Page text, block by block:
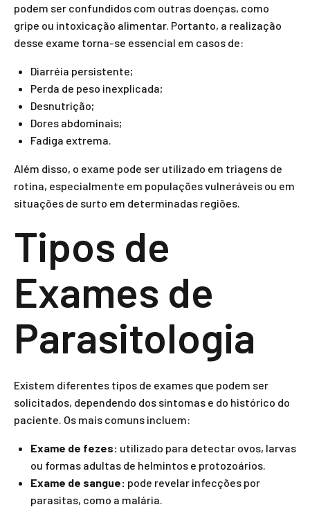
podem ser confundidos com outras doenças, como
gripe ou intoxicação alimentar. Portanto, a realização
desse exame torna-se essencial em casos de:
Diarréia persistente;
Perda de peso inexplicada;
Desnutrição;
Dores abdominais;
Fadiga extrema.
Além disso, o exame pode ser utilizado em triagens de
rotina, especialmente em populações vulneráveis ou em
situações de surto em determinadas regiões.
Tipos de
Exames de
Parasitologia
Existem diferentes tipos de exames que podem ser
solicitados, dependendo dos sintomas e do histórico do
paciente. Os mais comuns incluem:
Exame de fezes: utilizado para detectar ovos, larvas
ou formas adultas de helmintos e protozoários.
Exame de sangue: pode revelar infecções por
parasitas, como a malária.